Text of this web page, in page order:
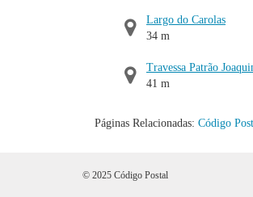
Largo do Carolas
34 m
Travessa Patrão
41 m
Páginas Relacionadas: Código
© 2025 Código Postal